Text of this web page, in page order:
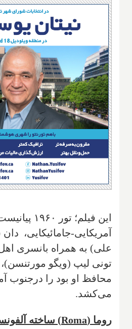
این فیلم؛
آمریکایی-جامائیکایی،
علی) به همراه بانسری اهل
تونی لیپ (ویگو مورتنسن)،
محافظ او بود را درجنوب
می‌کشد.